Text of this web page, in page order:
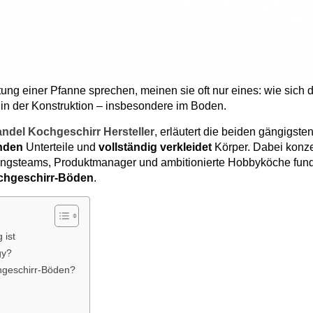
einer Pfanne sprechen, meinen sie oft nur eines: wie sich
der Konstruktion – insbesondere im Boden.
Kochgeschirr Hersteller, erläutert die beiden
Unterteile und vollständig verkleidet Körper. Dabei
Produktmanager und ambitionierte Hobbyköche
Böden.
ist
Böden?